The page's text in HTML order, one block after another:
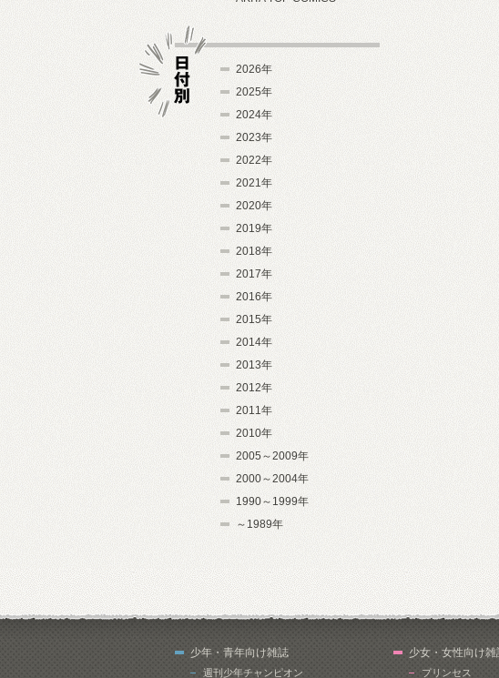
2026年
2025年
2024年
2023年
2022年
2021年
2020年
2019年
2018年
2017年
2016年
2015年
2014年
2013年
2012年
2011年
2010年
2005～2009年
2000～2004年
1990～1999年
～1989年
少年・青年向け雑誌
週刊少年チャンピオン
少女・女性向け雑
プリンセス